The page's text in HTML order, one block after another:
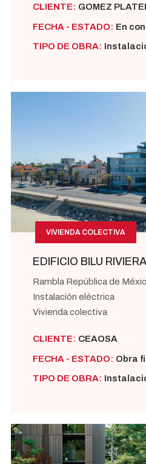
CLIENTE: GOMEZ
FECHA - ESTADO: En
TIPO DE OBRA:
VIVIENDA COLECTIVA
EDIFICIO BILU
Rambla República de
Instalación eléctrica
Vivienda colectiva
CLIENTE: CEAOSA
FECHA - ESTADO: Obra
TIPO DE OBRA: